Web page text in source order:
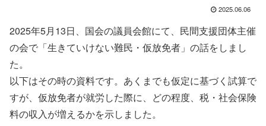
2025.06.06
2025年5月13日、国会の議員会館にて、民間支援団体主催
の会で「生きていけない難民・仮放免者」の話をしまし
た。
以下はその時の資料です。あくまでも仮定に基づく試算で
すが、仮放免者が就労した際に、どの程度、税・社会保険
料の収入が増えるかを示しました。